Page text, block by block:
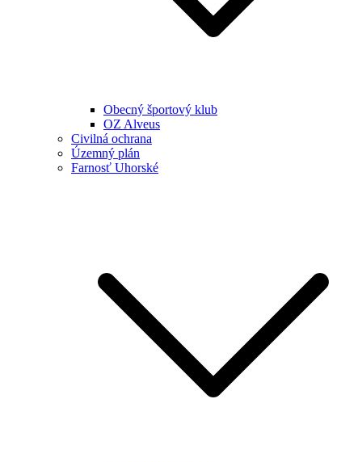
Obecný športový klub
OZ Alveus
Civilná ochrana
Územný plán
Farnosť Uhorské